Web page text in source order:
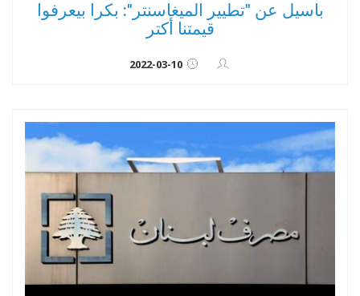
باسيل عن "تطيير الميغاسنتر": بكرا بيعرفوا
قيمتنا أكتر